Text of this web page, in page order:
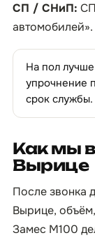
СП / СНиП:
автомобилей».
На пол
упрочнение
срок службы.
Как мы
Вырице
После звонка
Вырице,
Замес М100